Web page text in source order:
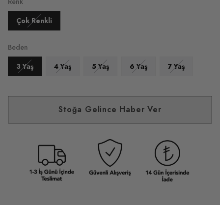
Çok Renkli
Beden
3 Yaş
4 Yaş 5 Yaş 6 Yaş 7 Yaş
Stoğa Gelince Haber Ver